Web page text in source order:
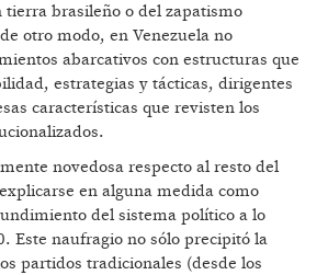
brasileño o del zapatismo
otro modo, en Venezuela no
abarcativos con estructuras que
estrategias y tácticas, dirigentes
características que revisten los
novedosa respecto al resto del
en alguna medida como
del sistema político a lo
Este naufragio no sólo precipitó la
partidos tradicionales (desde los